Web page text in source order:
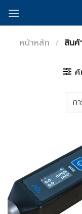
หน้าหลัก / สินค้